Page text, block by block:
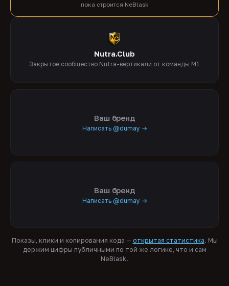
пока строится NeBlask
Nutra.Club
Закрытое сообщество Nutra-вертикали от команды M1
Ваш бренд
Написать @dumay →
Ваш бренд
Написать @dumay →
Показы, клики и копирования кода — открытая статистика. Мы
держим цифры публичными по той же логике, что и сам
NeBlask.